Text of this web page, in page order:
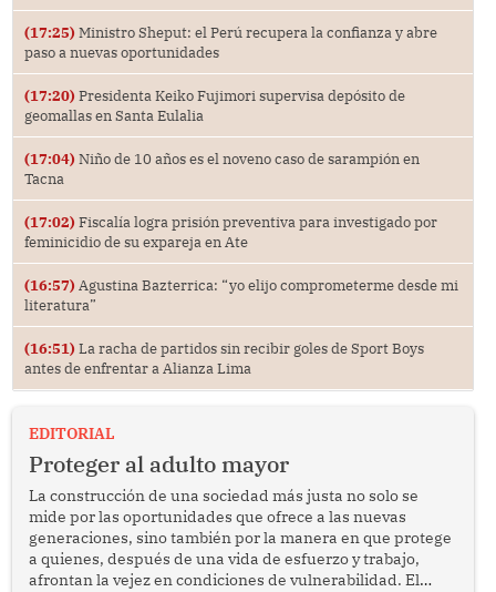
(17:25) Ministro Sheput: el Perú recupera la confianza y abre
paso a nuevas oportunidades
(17:20) Presidenta Keiko Fujimori supervisa depósito de
geomallas en Santa Eulalia
(17:04) Niño de 10 años es el noveno caso de sarampión en
Tacna
(17:02) Fiscalía logra prisión preventiva para investigado por
feminicidio de su expareja en Ate
(16:57) Agustina Bazterrica: “yo elijo comprometerme desde mi
literatura”
(16:51) La racha de partidos sin recibir goles de Sport Boys
antes de enfrentar a Alianza Lima
EDITORIAL
Proteger al adulto mayor
La construcción de una sociedad más justa no solo se
mide por las oportunidades que ofrece a las nuevas
generaciones, sino también por la manera en que protege
a quienes, después de una vida de esfuerzo y trabajo,
afrontan la vejez en condiciones de vulnerabilidad. El